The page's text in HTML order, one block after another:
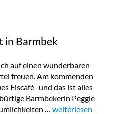
in Barmbek
auf einen wunderbaren
freuen. Am kommenden
Eiscafé- und das ist alles
Barmbekerin Peggie
… „Eiscafé P5 eröffnet
weiterlesen